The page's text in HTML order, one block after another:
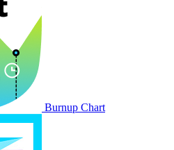
Burnup Chart